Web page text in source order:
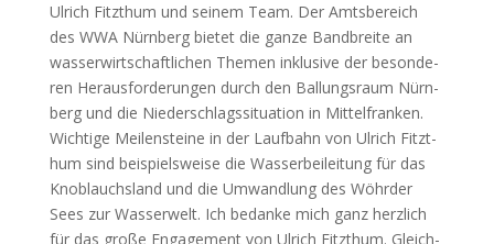
Ulrich Fitzt­hum und sei­nem Team. Der Amts­be­reich
des WWA Nürn­berg bie­tet die gan­ze Band­brei­te an
was­ser­wirt­schaft­li­chen The­men inklu­si­ve der beson­de­
ren Her­aus­for­de­run­gen durch den Bal­lungs­raum Nürn­
berg und die Nie­der­schlags­si­tua­ti­on in Mit­tel­fran­ken.
Wich­ti­ge Mei­len­stei­ne in der Lauf­bahn von Ulrich Fitzt­
hum sind bei­spiels­wei­se die Was­ser­bei­lei­tung für das
Knob­lauch­s­land und die Umwand­lung des Wöhr­der
Sees zur Was­ser­welt. Ich bedan­ke mich ganz herz­lich
für das gro­ße Enga­ge­ment von Ulrich Fitzt­hum. Gleich­